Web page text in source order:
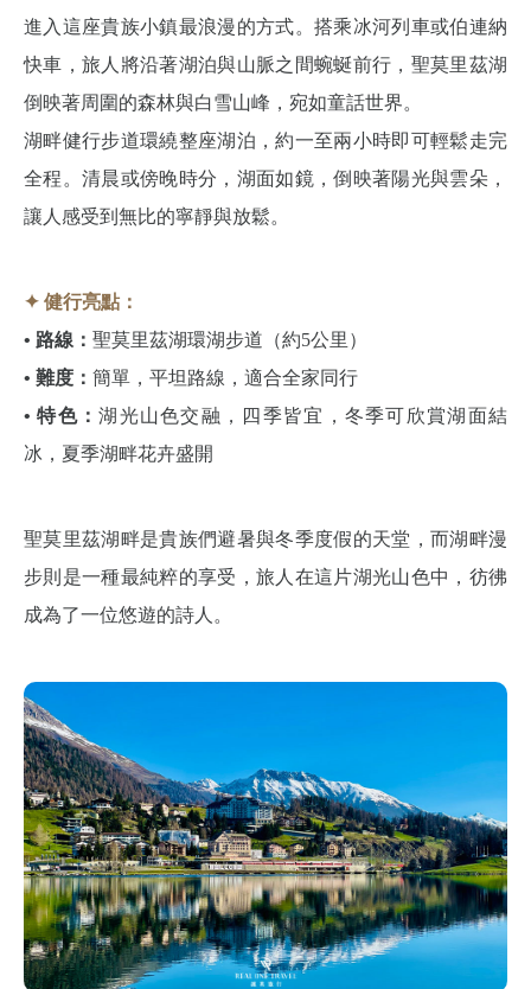
進入這座貴族小鎮最浪漫的方式。搭乘冰河列車或伯連納
快車，旅人將沿著湖泊與山脈之間蜿蜒前行，聖莫里茲湖
倒映著周圍的森林與白雪山峰，宛如童話世界。
湖畔健行步道環繞整座湖泊，約一至兩小時即可輕鬆走完
全程。清晨或傍晚時分，湖面如鏡，倒映著陽光與雲朵，
讓人感受到無比的寧靜與放鬆。
✦ 健行亮點：
• 路線： 聖莫里茲湖環湖步道（約5公里）
• 難度： 簡單，平坦路線，適合全家同行
• 特色：湖光山色交融，四季皆宜，冬季可欣賞湖面結
冰，夏季湖畔花卉盛開
聖莫里茲湖畔是貴族們避暑與冬季度假的天堂，而湖畔漫
步則是一種最純粹的享受，旅人在這片湖光山色中，彷彿
成為了一位悠遊的詩人。